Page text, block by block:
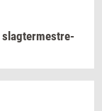
slag­ter­me­stre­